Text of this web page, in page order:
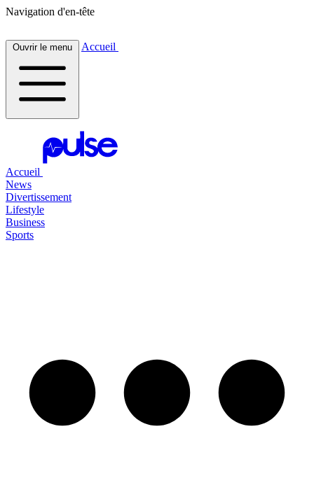
Navigation d'en-tête
Ouvrir le menu Accueil
Accueil
News
Divertissement
Lifestyle
Business
Sports